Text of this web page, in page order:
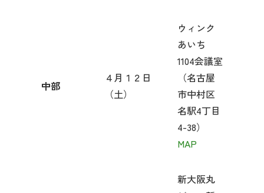
中部
４月１２日
（土）
ウィンク
あいち
1104会議室
（名古屋
市中村区
名駅4丁目
4-38）
MAP
新大阪丸